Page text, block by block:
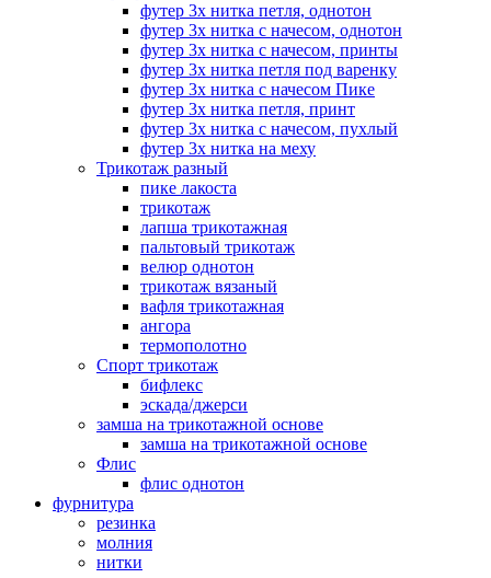
футер 3х нитка петля, однотон
футер 3х нитка с начесом, однотон
футер 3х нитка с начесом, принты
футер 3х нитка петля под варенку
футер 3х нитка с начесом Пике
футер 3х нитка петля, принт
футер 3х нитка с начесом, пухлый
футер 3х нитка на меху
Трикотаж разный
пике лакоста
трикотаж
лапша трикотажная
пальтовый трикотаж
велюр однотон
трикотаж вязаный
вафля трикотажная
ангора
термополотно
Спорт трикотаж
бифлекс
эскада/джерси
замша на трикотажной основе
замша на трикотажной основе
Флис
флис однотон
фурнитура
резинка
молния
нитки